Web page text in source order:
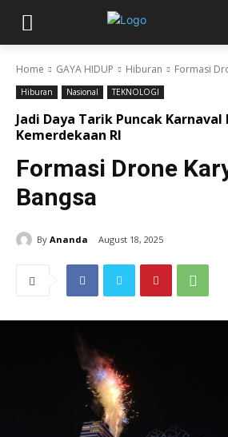
Home GAYA HIDUP Hiburan Formasi
Hiburan Nasional TEKNOLOGI
Jadi Daya Tarik Puncak Karnaval
Kemerdekaan RI
Formasi Drone
Bangsa
By Ananda August 18, 2025